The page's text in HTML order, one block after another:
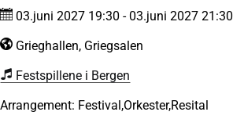
03.juni 2027 19:30 - 03.juni 2027 21:30
Grieghallen, Griegsalen
Festspillene i Bergen
Arrangement: Festival,Orkester,Resital